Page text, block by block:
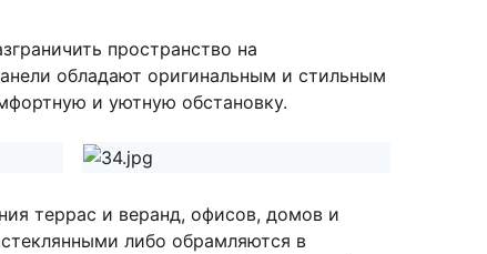
пространство на
обладают оригинальным и стильным
и уютную обстановку.
террас и веранд, офисов, домов и
либо обрамляются в